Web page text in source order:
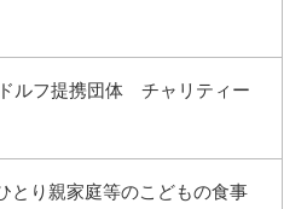
ルフ提携団体 チャリティー
とり親家庭等のこどもの食事